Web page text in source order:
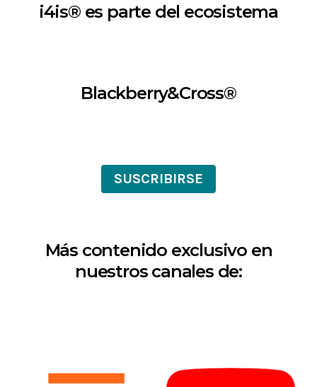
i4is® es parte del ecosistema
Blackberry&Cross®
SUSCRIBIRSE
Más contenido exclusivo en
nuestros canales de: